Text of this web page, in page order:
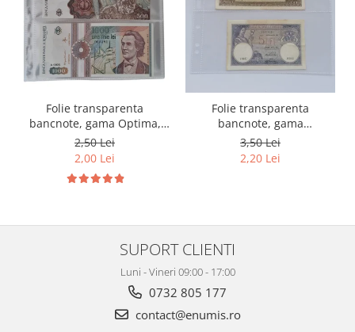
Folie transparenta
bancnote, gama Optima,
cod SH252, 3
compartimente
2,50 Lei
2,00 Lei
Folie transparenta
bancnote, gama
Grande(A4), cod SH312, 3
compartimente
3,50 Lei
2,20 Lei
SUPORT CLIENTI
Luni - Vineri 09:00 - 17:00
0732 805 177
contact@enumis.ro